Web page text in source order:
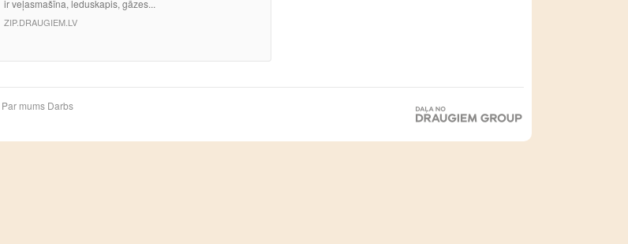
ir veļasmašīna, leduskapis, gāzes...
ZIP.DRAUGIEM.LV
Par mums Darbs